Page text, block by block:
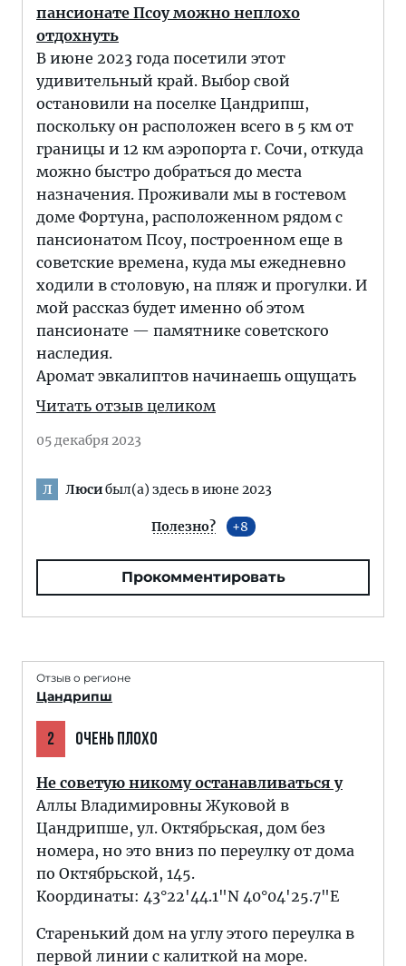
пансионате Псоу можно неплохо
отдохнуть
В июне 2023 года посетили этот
удивительный край. Выбор свой
остановили на поселке Цандрипш,
поскольку он расположен всего в 5 км от
границы и 12 км аэропорта г. Сочи, откуда
можно быстро добраться до места
назначения. Проживали мы в гостевом
доме Фортуна, расположенном рядом с
пансионатом Псоу, построенном еще в
советские времена, куда мы ежедневно
ходили в столовую, на пляж и прогулки. И
мой рассказ будет именно об этом
пансионате — памятнике советского
наследия.
Аромат эвкалиптов начинаешь ощущать
Читать отзыв целиком
05 декабря 2023
Л Люсибыл(а) здесь в июне 2023
Полезно? 8
Прокомментировать
Отзыв о регионе
Цандрипш
2 ОЧЕНЬ ПЛОХО
Не советую никому останавливаться у
Аллы Владимировны Жуковой в
Цандрипше, ул. Октябрьская, дом без
номера, но это вниз по переулку от дома
по Октябрьской, 145.
Координаты: 43°22'44.1"N 40°04'25.7"E
Старенький дом на углу этого переулка в
первой линии с калиткой на море.